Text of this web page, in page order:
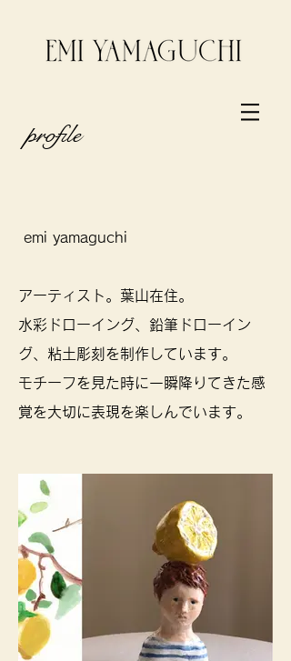
​profile
emi yamaguchi
アーティスト。葉山在住。
水彩ドローイング、鉛筆ドローイン
グ、粘土彫刻を制作しています。
​モチーフを見た時に一瞬降りてきた感
覚を大切に表現を楽しんでいます。